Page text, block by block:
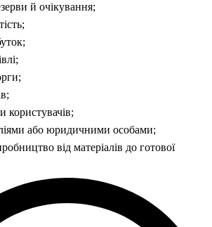
й очікування;
користувачів;
або юридичними особами;
від матеріалів до готової